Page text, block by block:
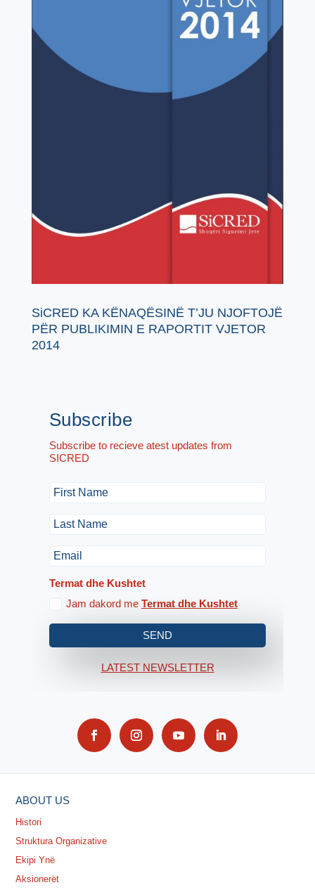
SiCRED KA KËNAQËSINË T’JU NJOFTOJË
PËR PUBLIKIMIN E RAPORTIT VJETOR
2014
Subscribe
Subscribe to recieve atest updates from
SICRED
Termat dhe Kushtet
Jam dakord me Termat dhe Kushtet
SEND
LATEST NEWSLETTER
ABOUT US
Histori
Struktura Organizative
Ekipi Ynë
Aksionerët